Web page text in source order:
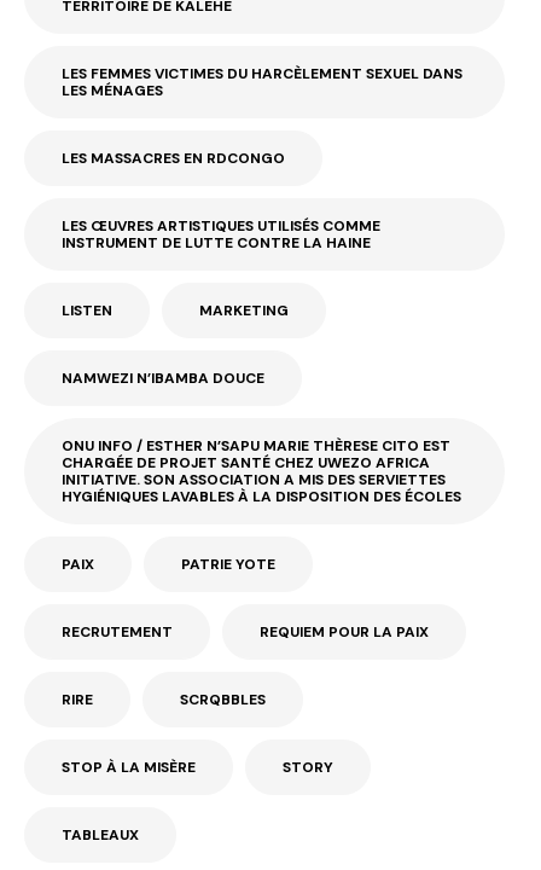
TERRITOIRE DE KALEHE
LES FEMMES VICTIMES DU HARCÈLEMENT SEXUEL DANS
LES MÉNAGES
LES MASSACRES EN RDCONGO
LES ŒUVRES ARTISTIQUES UTILISÉS COMME
INSTRUMENT DE LUTTE CONTRE LA HAINE
LISTEN MARKETING
NAMWEZI N’IBAMBA DOUCE
ONU INFO / ESTHER N’SAPU MARIE THÈRESE CITO EST
CHARGÉE DE PROJET SANTÉ CHEZ UWEZO AFRICA
INITIATIVE. SON ASSOCIATION A MIS DES SERVIETTES
HYGIÉNIQUES LAVABLES À LA DISPOSITION DES ÉCOLES
PAIX PATRIE YOTE
RECRUTEMENT REQUIEM POUR LA PAIX
RIRE SCRQBBLES
STOP À LA MISÈRE STORY
TABLEAUX